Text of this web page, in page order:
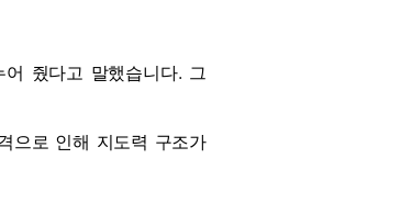
줬다고 말했습니다. 그
으로 인해 지도력 구조가